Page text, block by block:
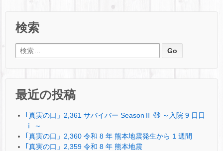
検索
検索:
最近の投稿
｢真実の口」2,361 サバイバー SeasonⅡ ㊹ ～入院 9 日日
ⅰ ～
｢真実の口」2,360 令和 8 年 熊本地震発生から 1 週間
｢真実の口」2,359 令和 8 年 熊本地震